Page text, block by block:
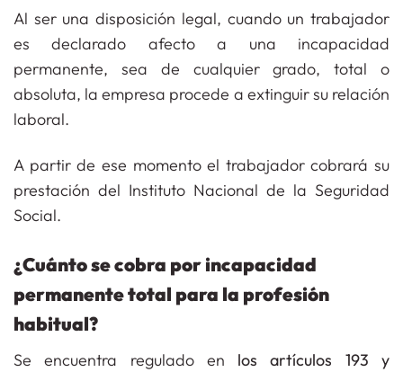
Al ser una disposición legal, cuando un trabajador
es declarado afecto a una incapacidad
permanente, sea de cualquier grado, total o
absoluta, la empresa procede a extinguir su relación
laboral.
A partir de ese momento el trabajador cobrará su
prestación del Instituto Nacional de la Seguridad
Social.
¿Cuánto se cobra por incapacidad
permanente total para la profesión
habitual?
Se encuentra regulado en los artículos 193 y